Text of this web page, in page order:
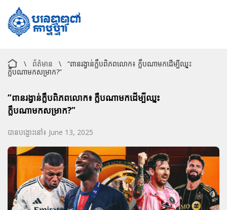
\ ព័ត៌មាន \
“ពានរង្វាន់ក្លឹបពិភពលោក៖ ក្លឹបណាមកដើម្បីឈ្នះ
ក្លឹបណាមកសម្រាក?”
“ពានរង្វាន់ក្លឹបពិភពលោក៖ ក្លឹបណាមកដើម្បីឈ្នះ
ក្លឹបណាមកសម្រាក?”
បានបង្ហោះនៅ៖ June 13, 2025